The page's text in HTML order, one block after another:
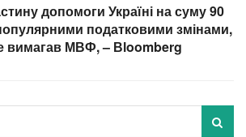
допомоги Україні на суму 90
податковими змінами,
вимагав МВФ, – Вloomberg